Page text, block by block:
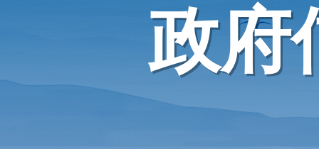
政府